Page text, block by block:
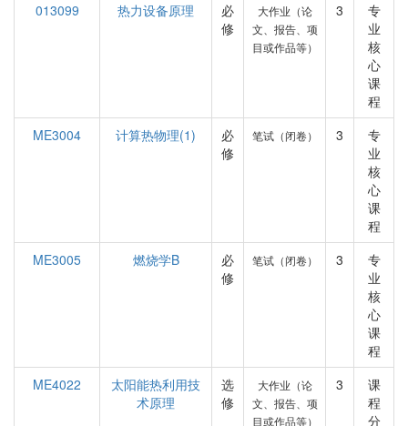
013099 热力设备原理
必
修
大作业（论
文、报告、项
目或作品等）
3
专
业
核
心
课
程
ME3004
计算热物理(1)
必
修
笔试（闭卷） 3
专
业
核
心
课
程
ME3005
燃烧学B
必
修
笔试（闭卷） 3
专
业
核
心
课
程
ME4022
太阳能热利用技
术原理
选
修
大作业（论
文、报告、项
目或作品等）
3
课
程
分